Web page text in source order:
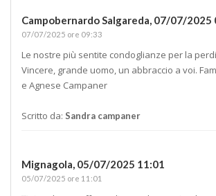
Campobernardo Salgareda, 07/07/2025
07/07/2025 ore 09:33
Le nostre più sentite condoglianze per la
Vincere, grande uomo, un abbraccio a voi.
e Agnese Campaner
Scritto da: Sandra campaner
Mignagola, 05/07/2025 11:01
05/07/2025 ore 11:01